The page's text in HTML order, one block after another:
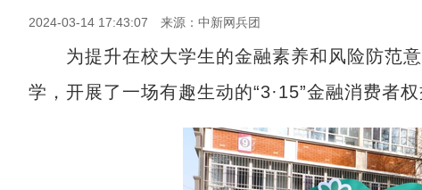
2024-03-14 17:43:07 来源：中新网兵团
为提升在校大学生的金融素养和风险防范意
学，开展了一场有趣生动的“3·15”金融消费者